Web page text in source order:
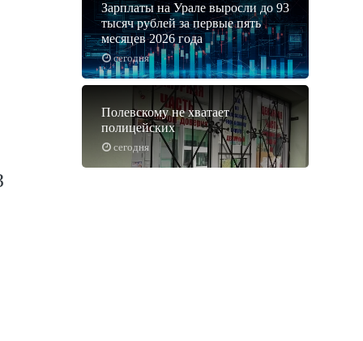
сегодня
Зарплаты на Урале выросли до 93
тысяч рублей за первые пять
месяцев 2026 года
сегодня
Полевскому не хватает
полицейских